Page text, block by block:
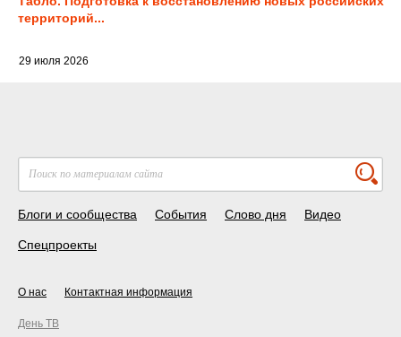
территорий...
29 июля 2026
Блоги и сообщества События Слово дня Видео
Спецпроекты
О нас Контактная информация
День ТВ